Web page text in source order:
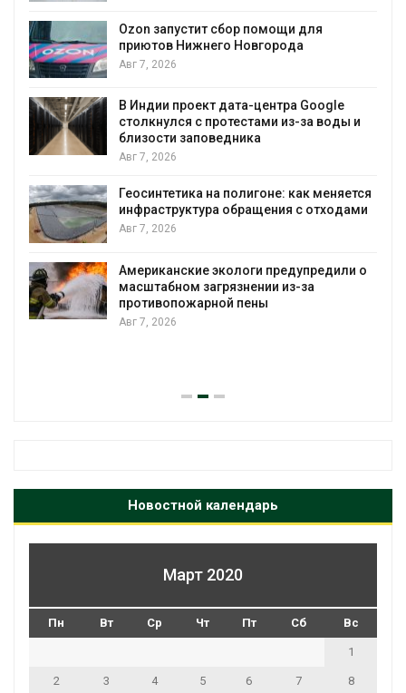
Ozon запустит сбор помощи для
приютов Нижнего Новгорода
Авг 7, 2026
В Индии проект дата-центра Google
столкнулся с протестами из-за воды и
близости заповедника
Авг 7, 2026
Геосинтетика на полигоне: как меняется
инфраструктура обращения с отходами
Авг 7, 2026
Американские экологи предупредили о
масштабном загрязнении из-за
противопожарной пены
Авг 7, 2026
Новостной календарь
Март 2020
Пн Вт Ср Чт Пт Сб Вс
1
2 3 4 5 6 7 8